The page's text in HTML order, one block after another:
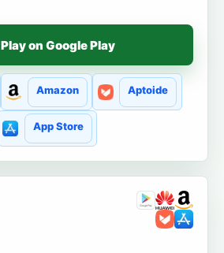
Play on Google Play
Amazon Aptoide
App Store